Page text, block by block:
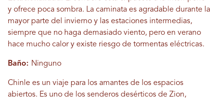
y ofrece poca sombra. La caminata es agradable durante la
mayor parte del invierno y las estaciones intermedias,
siempre que no haga demasiado viento, pero en verano
hace mucho calor y existe riesgo de tormentas eléctricas.
Baño: Ninguno
Chinle es un viaje para los amantes de los espacios
abiertos. Es uno de los senderos desérticos de Zion,